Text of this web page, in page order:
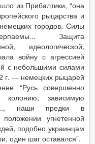
из Прибалтики, “она
рыцарства и
городов. Силы
Защита
идеологической,
войну с агрессией
с небольшими силами
г. — немецких рыцарей
“Русь совершенно
колонию, зависимую
наши предки в
угнетенной
подобно украинцам
один шаг оставался”.